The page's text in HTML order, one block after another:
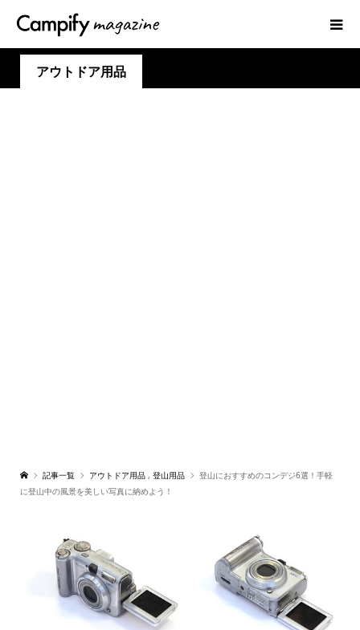
アウトドア用品
記事一覧 アウトドア用品 , 登山用品
登山におすすめのコンデジ6選！手軽
に登山中の風景を美しい写真に納めよう！